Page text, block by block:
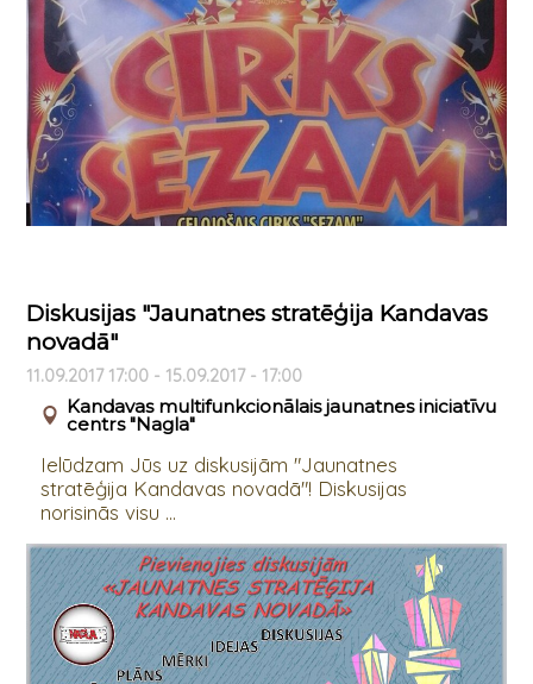
Diskusijas "Jaunatnes stratēģija Kandavas
novadā"
11.09.2017 17:00 - 15.09.2017 - 17:00
Kandavas multifunkcionālais jaunatnes iniciatīvu
centrs "Nagla"
Ielūdzam Jūs uz diskusijām "Jaunatnes
stratēģija Kandavas novadā"! Diskusijas
norisinās visu ...